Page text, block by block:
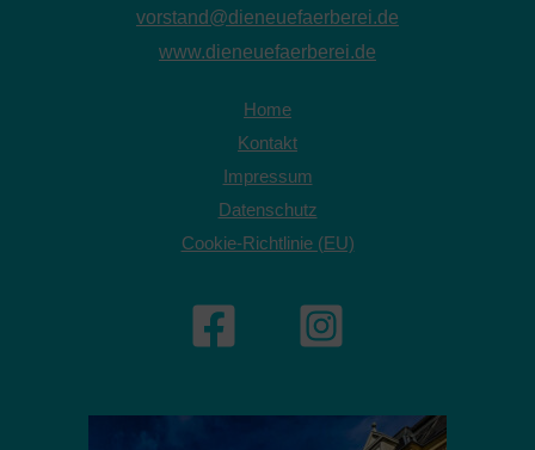
vorstand@dieneuefaerberei.de
www.dieneuefaerberei.de
Home
Kontakt
Impressum
Datenschutz
Cookie-Richtlinie (EU)